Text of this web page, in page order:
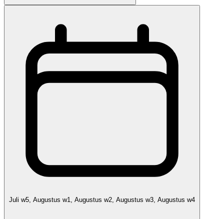
Juli w5, Augustus w1, Augustus w2, Augustus w3, Augustus w4